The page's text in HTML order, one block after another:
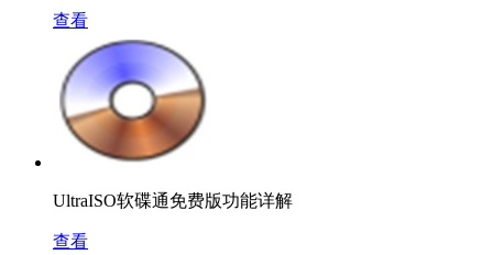
查看
UltraISO软碟通免费版功能详解
查看